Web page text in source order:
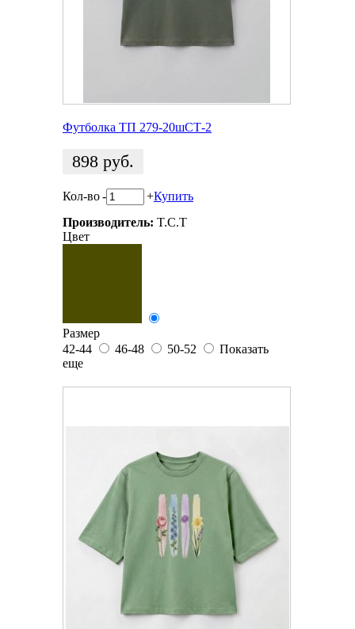
Футболка ТП 279-20шСТ-2
898 руб.
Кол-во- +Купить
Производитель: T.C.T
Цвет
Размер
42-44
46-48 50-52
Показать
еще